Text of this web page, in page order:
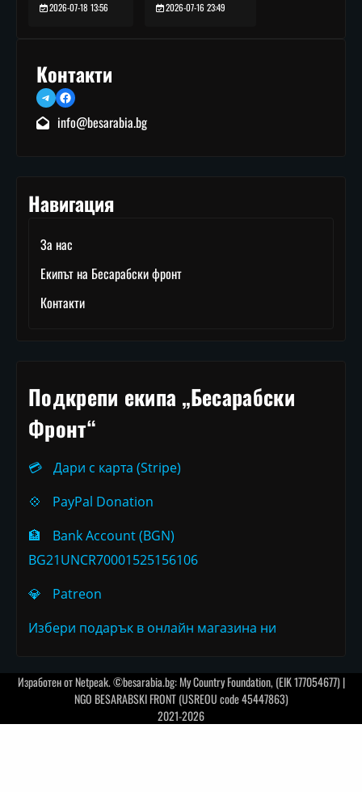
2026-07-18 13:56
2026-07-16 23:49
Контакти
TelegramFacebook
info@besarabia.bg
Навигация
За нас
Екипът на Бесарабски фронт
Контакти
Подкрепи екипа „Бесарабски
Фронт“
💳
Дари с карта (Stripe)
💠
PayPal Donation
🏦
Bank Account (BGN)
BG21UNCR70001525156106
💎
Patreon
Избери подарък в онлайн магазина ни
Изработен отNetpeak. ©besarabia.bg: My Country Foundation, (EIK 177054677) |
NGO BESARABSKI FRONT (USREOU code 45447863)
2021-2026